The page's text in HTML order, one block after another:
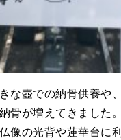
な壺での納骨供養や
骨が増えてきました。
像の光背や蓮華台に